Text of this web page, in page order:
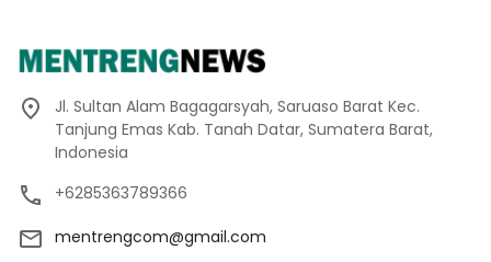
Jl. Sultan Alam Bagagarsyah, Saruaso Barat Kec.
Tanjung Emas Kab. Tanah Datar, Sumatera Barat,
Indonesia
+6285363789366
mentrengcom@gmail.com